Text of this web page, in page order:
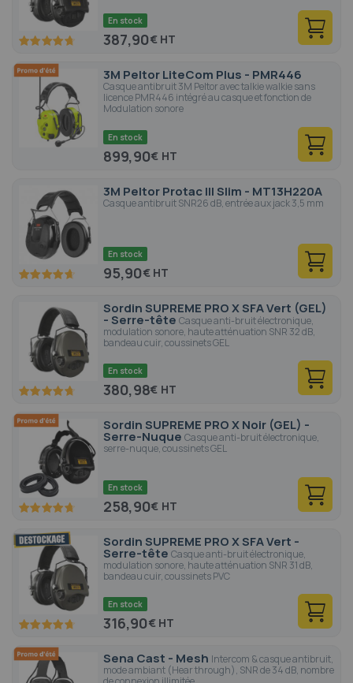
94.4100
En stock
387,90€
3M Peltor LiteCom Plus - PMR446
Casque antibruit 3M Peltor avec talkie walkie sans
licence PMR446 intégré au casque et fonction de
Modulation sonore
En stock
899,90€
3M Peltor Protac III Slim - MT13H220A
Casque antibruit SNR26 dB, entrée aux jack 3,5 mm
93 100
En stock
95,90€
Sordin SUPREME PRO X SFA Vert (GEL)
- Serre-tête Casque anti-bruit électronique,
modulation sonore, haute atténuation SNR 32 dB,
bandeau cuir, coussinets GEL
94.4100
En stock
380,98€
Sordin SUPREME PRO X Noir (GEL) -
Serre-Nuque Casque anti-bruit électronique,
serre-nuque, coussinets GEL
94.4100
En stock
258,90€
Sordin SUPREME PRO X SFA Vert -
Serre-tête Casque anti-bruit électronique,
modulation sonore, haute atténuation SNR 31 dB,
bandeau cuir, coussinets PVC
94.4100
En stock
316,90€
Sena Cast - Mesh Intercom & casque antibruit,
mode ambiant (Hear through), SNR de 34 dB, nombre